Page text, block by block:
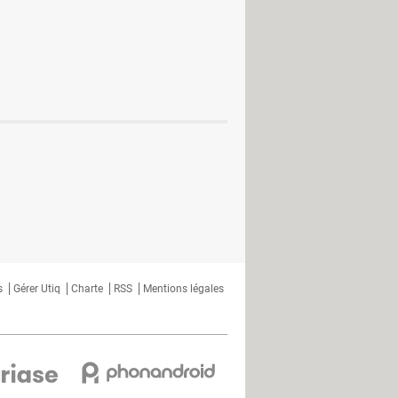
magique de TikTok ?
social se lance dans le e-
BeReal
Messenger : comment y accéder
à la TikTok
pour concurrencer TikTok
Gérer Utiq Charte RSS
Mentions légales